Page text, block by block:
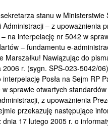
stanu w Ministerstwie
Administracji – z upoważnienia
na interpelację nr 5042 w
– fundamentu e-
Marszałku! Nawiązując do
2006 r. (sygn. SPS-023-5042/
Posła na Sejm RP
w sprawie otwartych
z upoważnienia
przekazuję następujące
dnia 17 lutego 2005 r. o